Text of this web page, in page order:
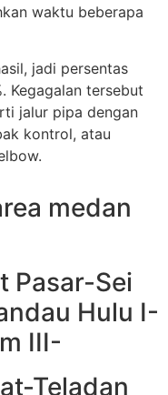
waktu beberapa
jadi persentas
Kegagalan tersebut
jalur pipa dengan
kontrol, atau
medan
Pasar-Sei
Hulu I-
III-
Teladan